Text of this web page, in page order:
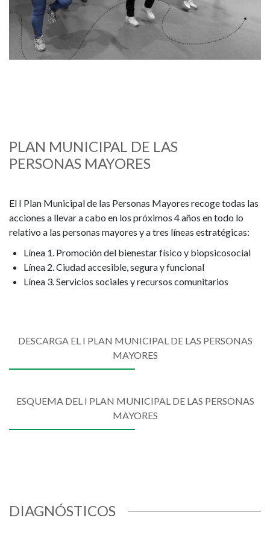
PLAN MUNICIPAL DE LAS
PERSONAS MAYORES
El I Plan Municipal de las Personas Mayores recoge todas las
acciones a llevar a cabo en los próximos 4 años en todo lo
relativo a las personas mayores y a tres líneas estratégicas:
Línea 1. Promoción del bienestar físico y biopsicosocial
Línea 2. Ciudad accesible, segura y funcional
Línea 3. Servicios sociales y recursos comunitarios
DESCARGA EL I PLAN MUNICIPAL DE LAS PERSONAS
MAYORES
ESQUEMA DEL I PLAN MUNICIPAL DE LAS PERSONAS
MAYORES
DIAGNÓSTICOS